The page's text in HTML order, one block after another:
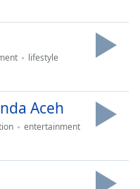
lifestyle
Aceh
entertainment